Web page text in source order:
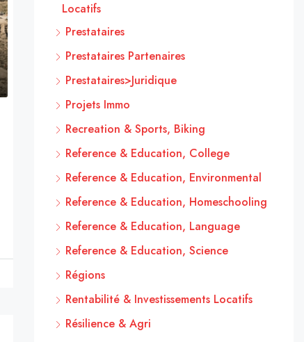
Locatifs
Prestataires
Prestataires Partenaires
Prestataires>Juridique
Projets Immo
Recreation & Sports, Biking
Reference & Education, College
Reference & Education, Environmental
Reference & Education, Homeschooling
Reference & Education, Language
Reference & Education, Science
Régions
Rentabilité & Investissements Locatifs
Résilience & Agri